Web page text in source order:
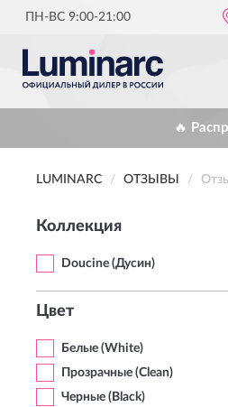
ПН-ВС 9:00-21:00
🔥
LUMINARC ОТЗЫВЫ
Коллекция
Doucine (Дусин)
Цвет
Белые (White)
Прозрачные (Clean)
Черные (Black)